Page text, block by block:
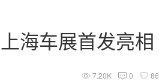
海车展首发亮相
7.20K 0 86